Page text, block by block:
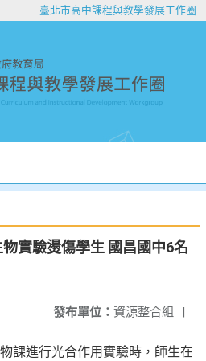
臺北市高中課程與教學發展工作圈
實驗燙傷學生 國昌國中6名
發布單位： 資源整合組 |
課進行光合作用實驗時，師生在